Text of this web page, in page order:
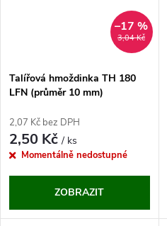
3,04 Kč
–17 %
Talířová hmoždinka TH 180
LFN (průměr 10 mm)
2,07 Kč bez DPH
2,50 Kč/ ks
Momentálně nedostupné
ZOBRAZIT